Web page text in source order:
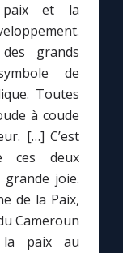
paix et la
grands
de
Toutes
à coude
[…] C’est
ces deux
joie.
de la Paix,
Cameroun
paix au